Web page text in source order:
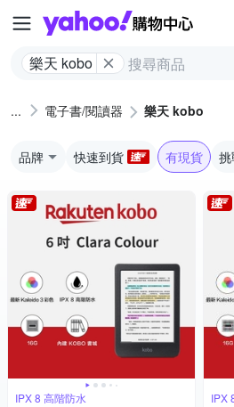
樂天 kobo
電子書/閱讀器 樂天 kobo
品牌 快速到貨 有現貨
IPX 8 高階防水 IPX